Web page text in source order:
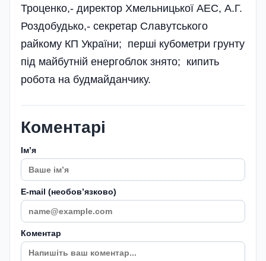
Троценко,- директор Хмельницької АЕС, А.Г.
Роздобудько,- секретар Славутського
райкому КП України; перші кубометри грунту
під майбутній енергоблок знято; кипить
робота на будмайданчику.
Коментарі
Імʼя
E-mail (необовʼязково)
Коментар